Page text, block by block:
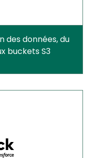
données, du
buckets S3